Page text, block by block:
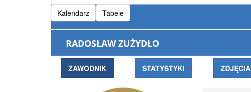
Kalendarz Tabele
RADOSŁAW ZUŻYDŁO
ZAWODNIK STATYSTYKI ZDJĘCIA